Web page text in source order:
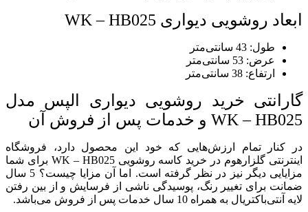
ابعاد روشویی دیواری WK – HB025
طول: 43 سانتی‌متر
عرض: 53 سانتی‌متر
ارتفاع: 38 سانتی‌متر
گارانتی خرید روشویی دیواری الپس مدل
WK – HB025 و خدمات پس از فروش آن
در کنار تمام ارزش‌هایی که خود این محصول دارد، فروشگاه
اینترنتی گلزارهوم در خرید کاسه روشویی WK – HB025 برای شما
مزایایی دیگر نیز در نظر گرفته است. اما آن مزایا چیست؟ 5 سال
ضمانت برای تغییر رنگ، پوسیدگی ناشی از فرسایش و از بین رفتن
لایه آنتی‌باکتریال به همراه 10 سال خدمات پس از فروش می‌باشد.